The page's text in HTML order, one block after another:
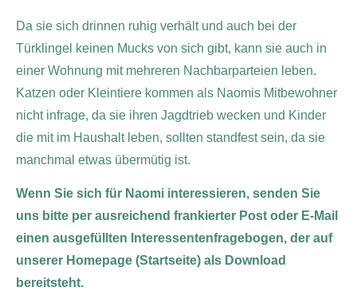
Da sie sich drinnen ruhig verhält und auch bei der
Türklingel keinen Mucks von sich gibt, kann sie auch in
einer Wohnung mit mehreren Nachbarparteien leben.
Katzen oder Kleintiere kommen als Naomis Mitbewohner
nicht infrage, da sie ihren Jagdtrieb wecken und Kinder
die mit im Haushalt leben, sollten standfest sein, da sie
manchmal etwas übermütig ist.
Wenn Sie sich für Naomi interessieren, senden Sie
uns bitte per ausreichend frankierter Post oder E-Mail
einen ausgefüllten Interessentenfragebogen, der auf
unserer Homepage (Startseite) als Download
bereitsteht.